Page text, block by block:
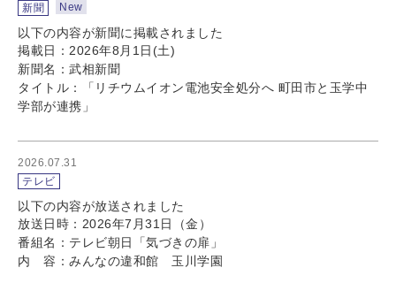
新聞
New
以下の内容が新聞に掲載されました
掲載日：2026年8月1日(土)
新聞名：武相新聞
タイトル：「リチウムイオン電池安全処分へ 町田市と玉学中
学部が連携」
2026.07.31
テレビ
以下の内容が放送されました
放送日時：2026年7月31日（金）
番組名：テレビ朝日「気づきの扉」
内 容：みんなの違和館 玉川学園